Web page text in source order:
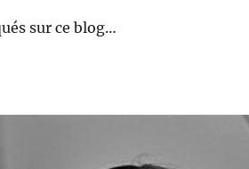
sur ce blog…